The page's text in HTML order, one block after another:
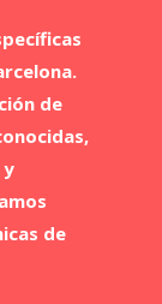
de
y
de